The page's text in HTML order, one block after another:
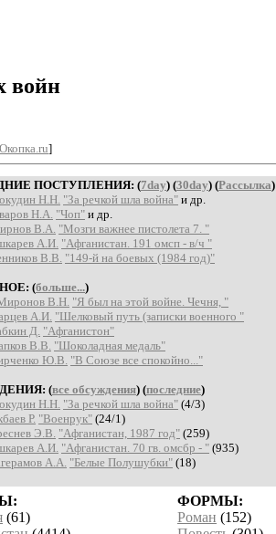
войн
Окопка.ru]
ПОСТУПЛЕНИЯ: (7day) (30day) (Рассылка)
Н.Н. "За речкой шла война" и др.
Н.А. "Чоп" и др.
В.А. "Мозги важнее пистолета 7. "
А.И. "Афганистан. 191 омсп - в/ч "
В.В. "149-й на боевых (1984 год)"
(больше...)
В.Н. "Я был на этой войне. Чечня, "
А.И. "Шелковый путь (записки военного "
Д. "Афганистон"
В.В. "Шоколадная медаль"
Ю.В. "В Союзе все спокойно..."
(все обсуждения) (последние)
Н.Н. "За речкой шла война" (4/3)
Р. "Военрук" (24/1)
Э.В. "Афганистан, 1987 год" (259)
А.И. "Афганистан. 70 гв. омсбр - " (935)
А.А. "Белые Полушубки" (18)
(61)
ФОРМЫ:
Роман (152)